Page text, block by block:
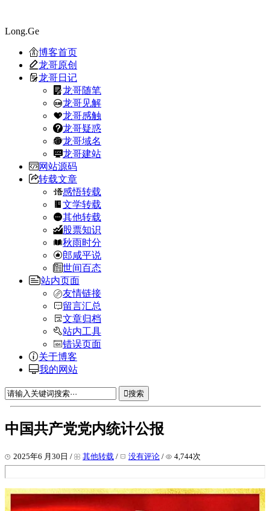
Long.Ge
博客首页
龙哥原创
龙哥日记
龙哥随笔
龙哥见解
龙哥感触
龙哥疑惑
龙哥域名
龙哥建站
网站源码
转载文章
感悟转载
文学转载
其他转载
股票知识
秋雨时分
郎咸平说
世间百态
站内页面
友情链接
留言汇总
文章归档
站内工具
错误页面
关于博客
我的网站
搜索
中国共产党党内统计公报
2025年6 月30日 / 其他转载 / 没有评论 / 4,744次